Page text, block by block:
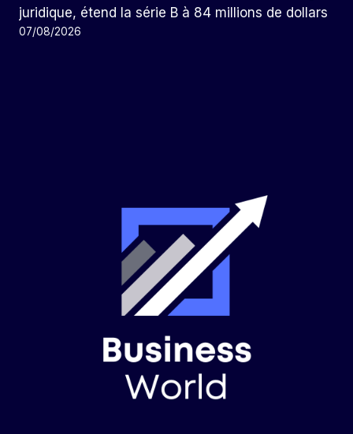
juridique, étend la série B à 84 millions de dollars
07/08/2026